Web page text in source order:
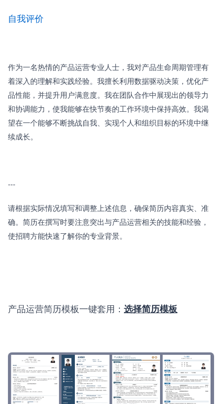
自我评价
作为一名热情的产品运营专业人士，我对产品生命周期管理有
着深入的理解和实践经验。我擅长利用数据驱动决策，优化产
品性能，并提升用户满意度。我在团队合作中展现出的领导力
和协调能力，使我能够在快节奏的工作环境中保持高效。我渴
望在一个能够不断挑战自我、实现个人和组织目标的环境中继
续成长。
---
请根据实际情况填写和调整上述信息，确保简历内容真实、准
确。简历在撰写时要注意突出与产品运营相关的技能和经验，
使招聘方能快速了解你的专业背景。
产品运营简历模板一键套用： 选择简历模板